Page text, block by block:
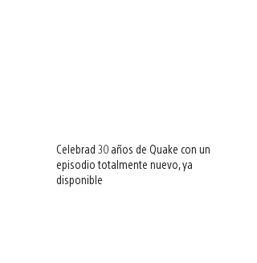
Celebrad 30 años de Quake con un
episodio totalmente nuevo, ya
disponible